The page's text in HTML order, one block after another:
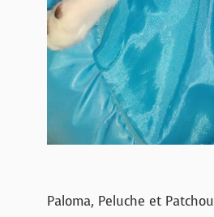
Paloma, Peluche et